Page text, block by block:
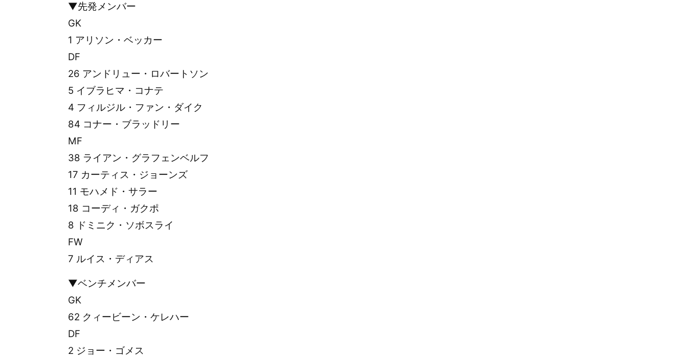
▼先発メンバー
GK
1 アリソン・ベッカー
DF
26 アンドリュー・ロバートソン
5 イブラヒマ・コナテ
4 フィルジル・ファン・ダイク
84 コナー・ブラッドリー
MF
38 ライアン・グラフェンベルフ
17 カーティス・ジョーンズ
11 モハメド・サラー
18 コーディ・ガクポ
8 ドミニク・ソボスライ
FW
7 ルイス・ディアス
▼ベンチメンバー
GK
62 クィービーン・ケレハー
DF
2 ジョー・ゴメス